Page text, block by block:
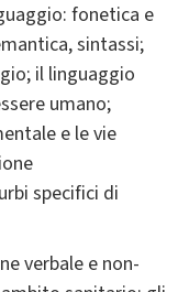
fonetica e
sintassi;
il linguaggio
umano;
e le vie
specifici di
verbale e non-